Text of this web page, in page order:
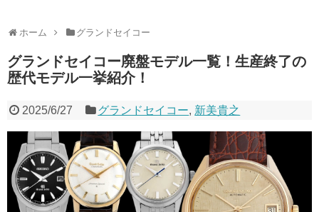
ホーム グランドセイコー
グランドセイコー廃盤モデル一覧！生産終了の
歴代モデル一挙紹介！
2025/6/27 グランドセイコー, 新美貴之